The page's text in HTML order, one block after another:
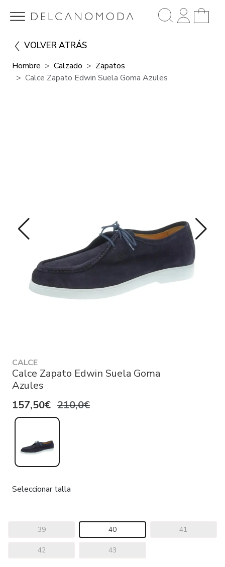
VOLVER ATRÁS
Hombre Calzado
Zapatos
Calce Zapato Edwin Suela Goma Azules
CALCE
Calce Zapato Edwin Suela Goma
Azules
157,50€ 210,0€
Seleccionar talla
39 40 41
42 43